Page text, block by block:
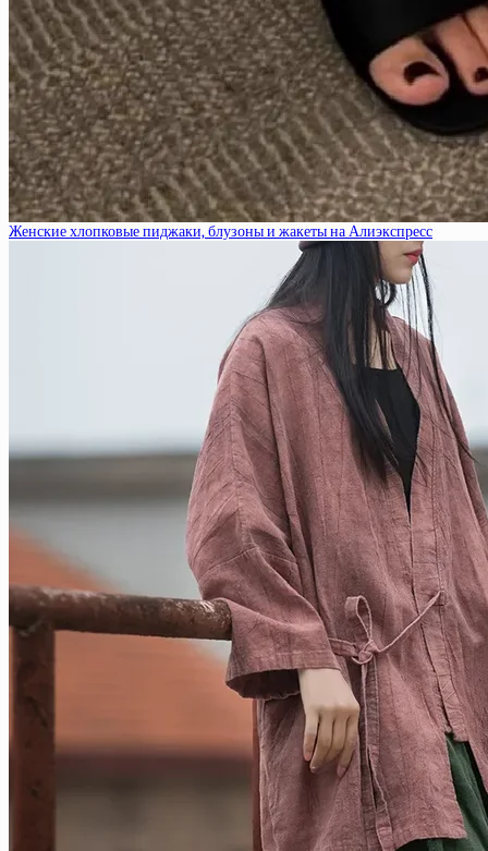
Женские хлопковые пиджаки, блузоны и жакеты на Алиэкспресс